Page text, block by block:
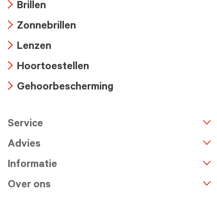
icon
Brillen
icon
Zonnebrillen
icon
Lenzen
icon
Hoortoestellen
Gehoorbescherming
Service
Advies
Informatie
Over ons